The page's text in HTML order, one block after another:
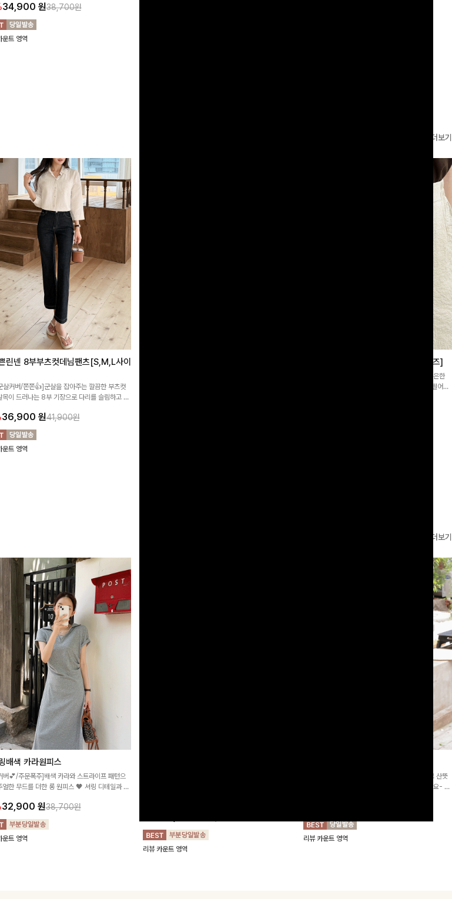
34,900 원38,700원
운트 영역
더보기
린넨 8부부츠컷데님팬츠[S,M,L사이
살커버/쫀쫀👍]군살을 잡아주는 깔끔한 부츠컷
목이 드러나는 8부 기장으로 다리를 슬림하고 길
36,900 원41,900원
운트 영역
쿨링버튼 8부와이드팬츠[FREE,L사이즈]
[바스락소재💙/8부기장]사이드 버튼 디테일이 은은한
포인트가 되어주는 와이드 팬츠입니다. 여유롭게 떨어지
더보기
배색 카라원피스
버💕/주문폭주]배색 카라와 스트라이프 패턴으
얼한 무드를 더한 롱 원피스 🖤 셔링 디테일과 쫀
32,900 원38,700원
운트 영역
리뷰 카운트 영역
[청순무드/체형커버]꾸안꾸 무드의 정석🤍 가볍고 산뜻
한 착용감으로 여름 내내 손이 자주 가는 원피스예요- 은
리뷰 카운트 영역